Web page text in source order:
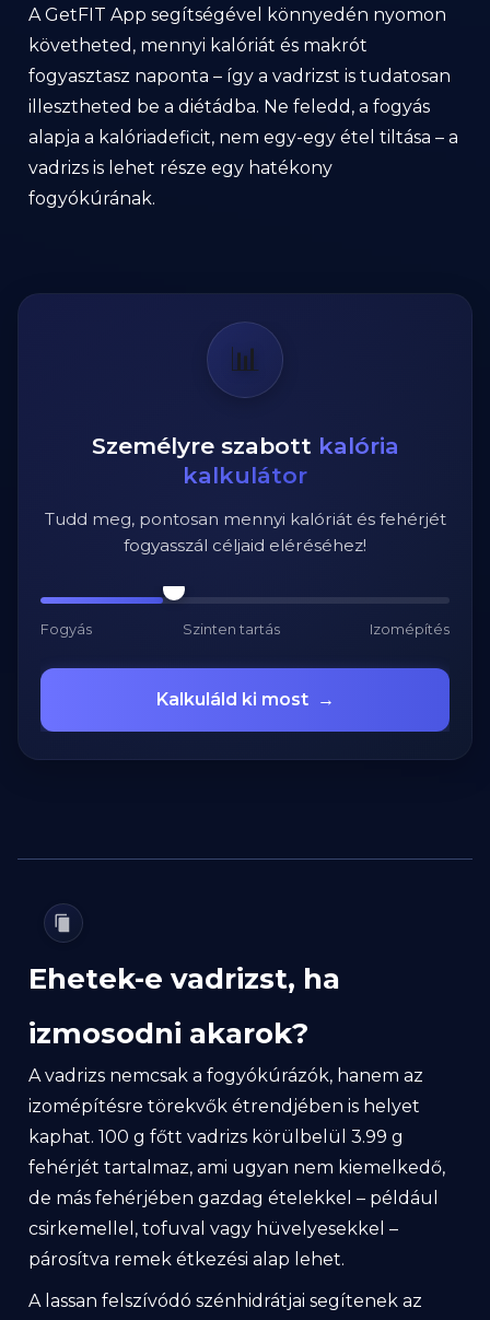
A GetFIT App segítségével könnyedén nyomon
követheted, mennyi kalóriát és makrót
fogyasztasz naponta – így a vadrizst is tudatosan
illesztheted be a diétádba. Ne feledd, a fogyás
alapja a kalóriadeficit, nem egy-egy étel tiltása – a
vadrizs is lehet része egy hatékony
fogyókúrának.
📊
Személyre szabott kalória
kalkulátor
Tudd meg, pontosan mennyi kalóriát és fehérjét
fogyasszál céljaid eléréséhez!
Fogyás Szinten tartás Izomépítés
Kalkuláld ki most →
Ehetek-e vadrizst, ha
izmosodni akarok?
A vadrizs nemcsak a fogyókúrázók, hanem az
izomépítésre törekvők étrendjében is helyet
kaphat. 100 g főtt vadrizs körülbelül 3.99 g
fehérjét tartalmaz, ami ugyan nem kiemelkedő,
de más fehérjében gazdag ételekkel – például
csirkemellel, tofuval vagy hüvelyesekkel –
párosítva remek étkezési alap lehet.
A lassan felszívódó szénhidrátjai segítenek az